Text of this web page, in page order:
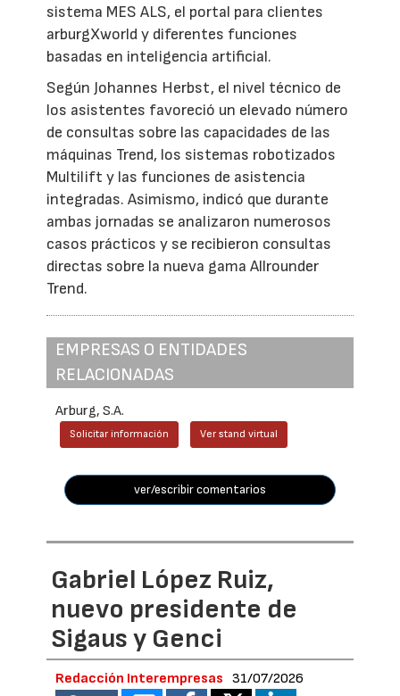
sistema MES ALS, el portal para clientes
arburgXworld y diferentes funciones
basadas en inteligencia artificial.
Según Johannes Herbst, el nivel técnico de
los asistentes favoreció un elevado número
de consultas sobre las capacidades de las
máquinas Trend, los sistemas robotizados
Multilift y las funciones de asistencia
integradas. Asimismo, indicó que durante
ambas jornadas se analizaron numerosos
casos prácticos y se recibieron consultas
directas sobre la nueva gama Allrounder
Trend.
EMPRESAS O ENTIDADES
RELACIONADAS
Arburg, S.A.
Solicitar información Ver stand virtual
ver/escribir comentarios
Gabriel López Ruiz,
nuevo presidente de
Sigaus y Genci
Redacción Interempresas 31/07/2026